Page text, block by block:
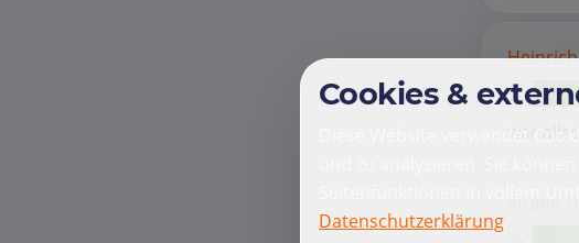
war alles
Jürgen
Cookies &
Diese Website verwendet
Seitenfunktionen in vollem
Datenschutzerklärung